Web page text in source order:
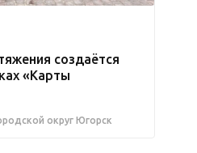
создаётся
«Карты
округ Югорск